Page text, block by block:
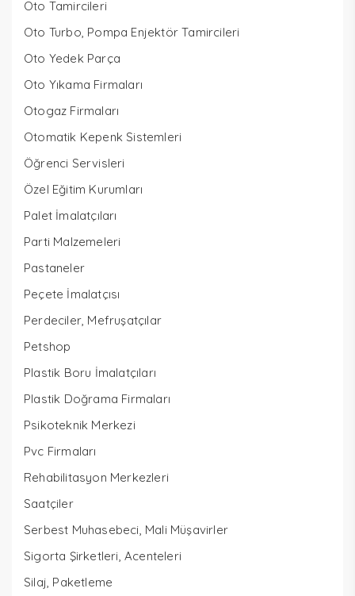
Oto Tamircileri
Oto Turbo, Pompa Enjektör Tamircileri
Oto Yedek Parça
Oto Yıkama Firmaları
Otogaz Firmaları
Otomatik Kepenk Sistemleri
Öğrenci Servisleri
Özel Eğitim Kurumları
Palet İmalatçıları
Parti Malzemeleri
Pastaneler
Peçete İmalatçısı
Perdeciler, Mefruşatçılar
Petshop
Plastik Boru İmalatçıları
Plastik Doğrama Firmaları
Psikoteknik Merkezi
Pvc Firmaları
Rehabilitasyon Merkezleri
Saatçiler
Serbest Muhasebeci, Mali Müşavirler
Sigorta Şirketleri, Acenteleri
Silaj, Paketleme